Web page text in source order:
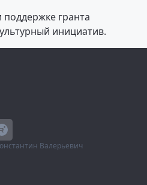
гранта
инициатив.
Валерьевич